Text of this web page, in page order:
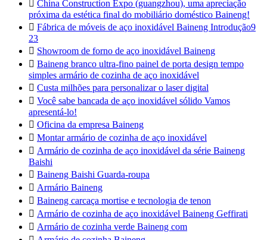
China Construction Expo (guangzhou), uma apreciação
próxima da estética final do mobiliário doméstico Baineng!
 Fábrica de móveis de aço inoxidável Baineng Introdução9
23
 Showroom de forno de aço inoxidável Baineng
 Baineng branco ultra-fino painel de porta design tempo
simples armário de cozinha de aço inoxidável
 Custa milhões para personalizar o laser digital
 Você sabe bancada de aço inoxidável sólido Vamos
apresentá-lo!
 Oficina da empresa Baineng
 Montar armário de cozinha de aço inoxidável
 Armário de cozinha de aço inoxidável da série Baineng
Baishi
 Baineng Baishi Guarda-roupa
 Armário Baineng
 Baineng carcaça mortise e tecnologia de tenon
 Armário de cozinha de aço inoxidável Baineng Geffirati
 Armário de cozinha verde Baineng com